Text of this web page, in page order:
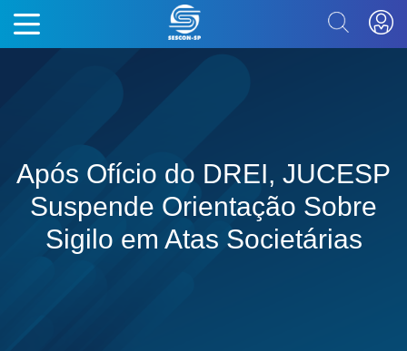
Após Ofício do DREI, JUCESP
Suspende Orientação Sobre
Sigilo em Atas Societárias